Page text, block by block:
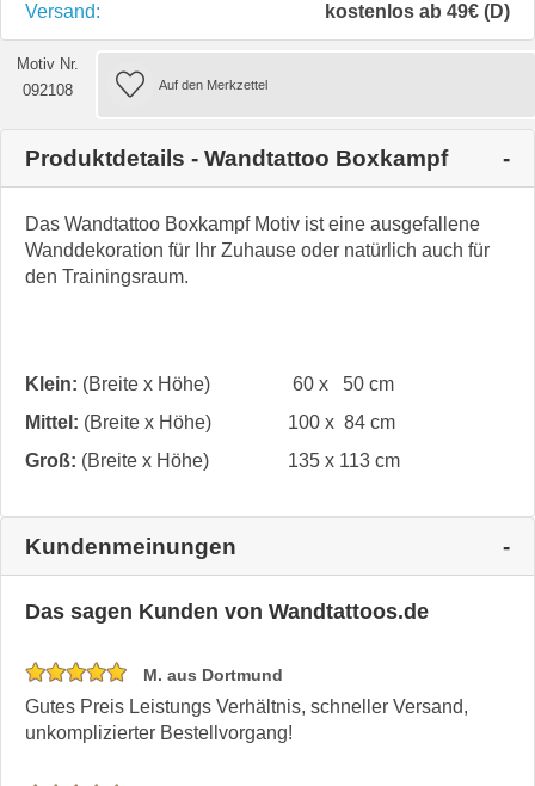
Versand:
kostenlos ab 49€ (D)
Motiv Nr.
092108
Produktdetails - Wandtattoo Boxkampf
Das Wandtattoo Boxkampf Motiv ist eine ausgefallene
Wanddekoration für Ihr Zuhause oder natürlich auch für
den Trainingsraum.
Klein: (Breite x Höhe)
60 x 50 cm
Mittel: (Breite x Höhe)
100 x 84 cm
Groß: (Breite x Höhe) 135 x 113 cm
Kundenmeinungen
Das sagen Kunden von Wandtattoos.de
M. aus Dortmund
Gutes Preis Leistungs Verhältnis, schneller Versand,
unkomplizierter Bestellvorgang!